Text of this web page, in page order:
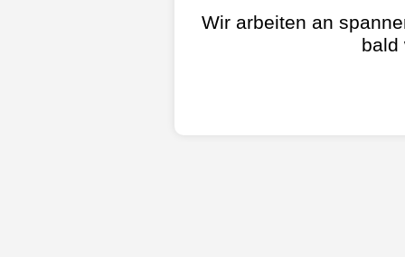
Wir arbeiten an
bald